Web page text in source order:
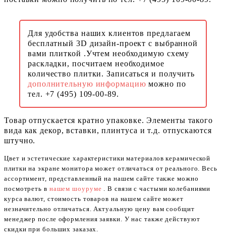
Для удобства наших клиентов предлагаем
бесплатный 3D дизайн-проект с выбранной
вами плиткой .Учтем необходимую схему
раскладки, посчитаем необходимое
количество плитки. Записаться и получить
дополнительную информациюможно по
тел. +7 (495) 109-00-89.
Товар отпускается кратно упаковке. Элементы такого
вида как декор, вставки, плинтуса и т.д. отпускаются
штучно.
Цвет и эстетические характеристики материалов керамической
плитки на экране монитора может отличаться от реального. Весь
ассортимент, представленный на нашем сайте также можно
посмотреть в нашем шоуруме . В связи с частыми колебаниями
курса валют, стоимость товаров на нашем сайте может
незначительно отличаться. Актуальную цену вам сообщит
менеджер после оформления заявки. У нас также действуют
скидки при больших заказах.